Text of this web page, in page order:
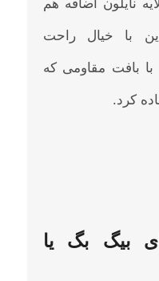
با خیال راحت
بافت مقاومی که
کرد.
بیگ بگ یا